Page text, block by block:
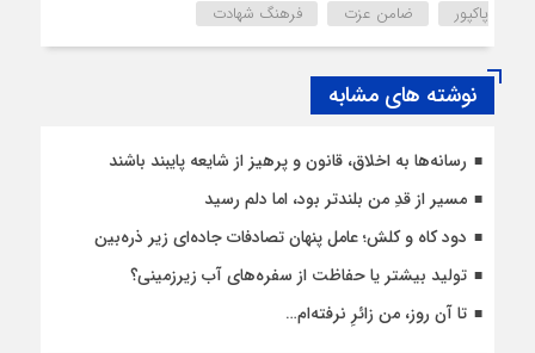
پاکپور
ضامن عزت فرهنگ شهادت
نوشته های مشابه
رسانه‌ها به اخلاق، قانون و پرهیز از شایعه پایبند باشند
مسیر از قدِ من بلندتر بود، اما دلم رسید
دود کاه و کلش؛ عامل پنهان تصادفات جاده‌ای زیر ذره‌بین
تولید بیشتر یا حفاظت از سفره‌های آب زیرزمینی؟
تا آن روز، من زائرِ نرفته‌ام…